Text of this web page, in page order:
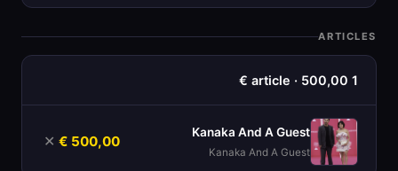
ARTICLES
1 article · 500,00 €
Kanaka And A Guest
Kanaka And A Guest
500,00 €
✕